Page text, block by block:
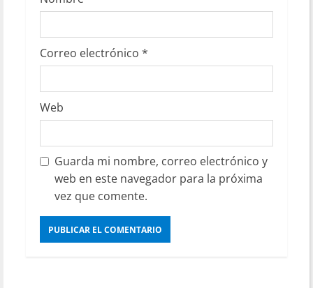
Correo electrónico *
Web
Guarda mi nombre, correo electrónico y
web en este navegador para la próxima
vez que comente.